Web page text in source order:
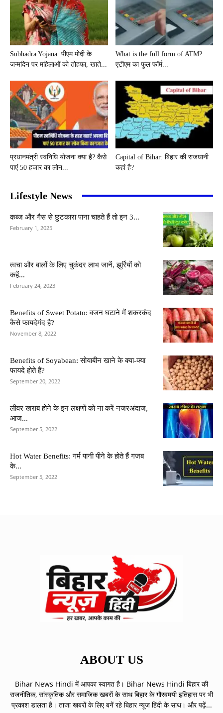
Subhadra Yojana: पीएम मोदी के
जन्मदिन पर महिलाओं को तोहफा, खाते...
What is the full form of ATM?
एटीएम का फुल फॉर्म...
प्रधानमंत्री स्वनिधि योजना क्या है? कैसे
पाएं 50 हजार का लोन...
Capital of Bihar: बिहार की राजधानी
कहां है?
Lifestyle News
कब्ज और गैस से छुटकारा पाना चाहते हैं तो इन 3...
February 1, 2025
त्वचा और बालों के लिए चुकंदर लाभ जानें, झुर्रियों को
कहें...
February 24, 2023
Benefits of Sweet Potato: वजन घटाने में शकरकंद
कैसे फायदेमंद है?
November 8, 2022
Benefits of Soyabean: सोयाबीन खाने के क्या-क्या
फायदे होते हैं?
September 20, 2022
लीवर खराब होने के इन लक्षणों को ना करें नजरअंदाज,
आज...
September 5, 2022
Hot Water Benefits: गर्म पानी पीने के होते हैं गजब
के...
September 5, 2022
ABOUT US
Bihar News Hindi में आपका स्वागत है। Bihar News Hindi बिहार की
राजनीतिक, सांस्कृतिक और समाजिक खबरों के साथ बिहार के गौरवमयी इतिहास पर भी
प्रकाश डालता है। ताजा खबरों के लिए बनें रहे बिहार न्यूज हिंदी के साथ। और पढ़ें...